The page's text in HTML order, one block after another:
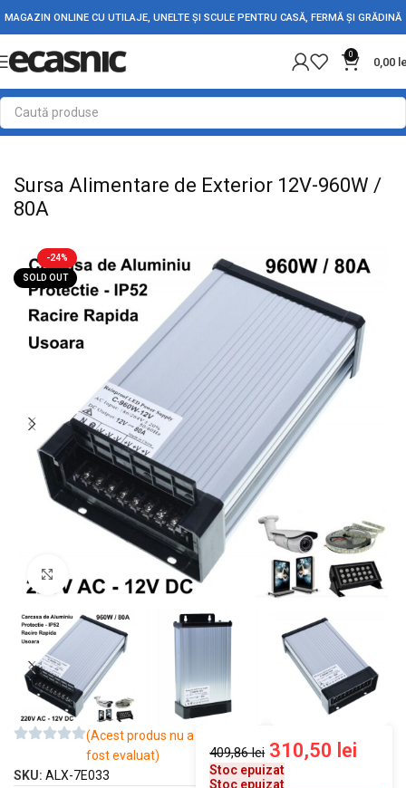
MAGAZIN ONLINE CU UTILAJE, UNELTE ȘI SCULE PENTRU CASĂ, FERMĂ ȘI GRĂDINĂ
0
0,00
Prima pagină Electrice Alimentatoare-Transformatoare
Sursa Alimentare de Exterior 12V-960W /
80A
-24%
SOLD OUT
(Acest produs nu a
fost evaluat)
SKU: ALX-7E033
409,86lei 310,50 lei
Stoc epuizat
Stoc epuizat